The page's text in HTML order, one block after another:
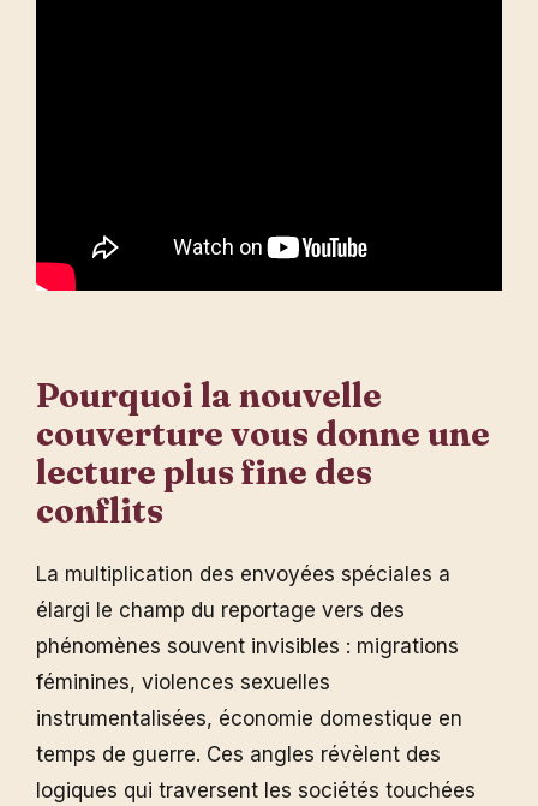
Pourquoi la nouvelle
couverture vous donne une
lecture plus fine des
conflits
La multiplication des envoyées spéciales a
élargi le champ du reportage vers des
phénomènes souvent invisibles : migrations
féminines, violences sexuelles
instrumentalisées, économie domestique en
temps de guerre. Ces angles révèlent des
logiques qui traversent les sociétés touchées